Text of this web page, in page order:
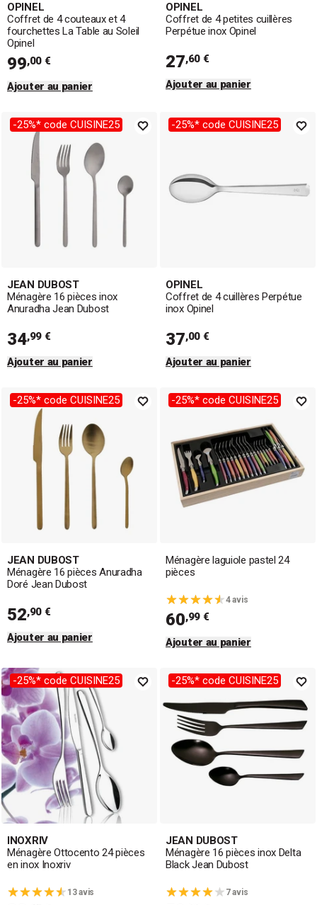
OPINEL
Coffret de 4 couteaux et 4
fourchettes La Table au Soleil
Opinel
99,00 €
Ajouter au panier
OPINEL
Coffret de 4 petites cuillères
Perpétue inox Opinel
27,60 €
Ajouter au panier
-25%* code CUISINE25
JEAN DUBOST
Ménagère 16 pièces inox
Anuradha Jean Dubost
34,99 €
Ajouter au panier
-25%* code CUISINE25
OPINEL
Coffret de 4 cuillères Perpétue
inox Opinel
37,00 €
Ajouter au panier
-25%* code CUISINE25
JEAN DUBOST
Ménagère 16 pièces Anuradha
Doré Jean Dubost
52,90 €
Ajouter au panier
-25%* code CUISINE25
Ménagère laguiole pastel 24
pièces
4 avis
60,99 €
Ajouter au panier
-25%* code CUISINE25
INOXRIV
Ménagère Ottocento 24 pièces
en inox Inoxriv
13 avis
-25%* code CUISINE25
JEAN DUBOST
Ménagère 16 pièces inox Delta
Black Jean Dubost
7 avis